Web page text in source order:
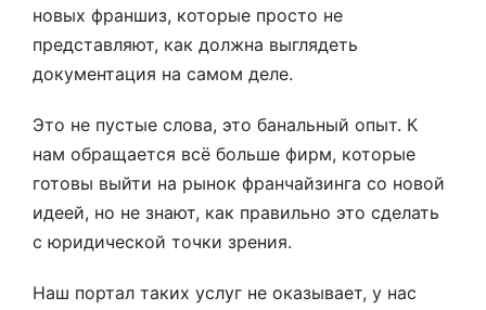
новых франшиз, которые просто не
представляют, как должна выглядеть
документация на самом деле.
Это не пустые слова, это банальный опыт. К
нам обращается всё больше фирм, которые
готовы выйти на рынок франчайзинга со новой
идеей, но не знают, как правильно это сделать
с юридической точки зрения.
Наш портал таких услуг не оказывает, у нас